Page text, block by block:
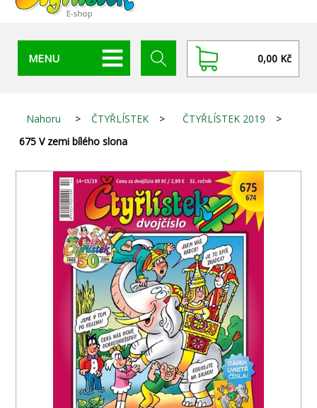
MENU 0,00 Kč
Nahoru > ČTYŘLÍSTEK > ČTYŘLÍSTEK 2019
>
675 V zemi bílého slona